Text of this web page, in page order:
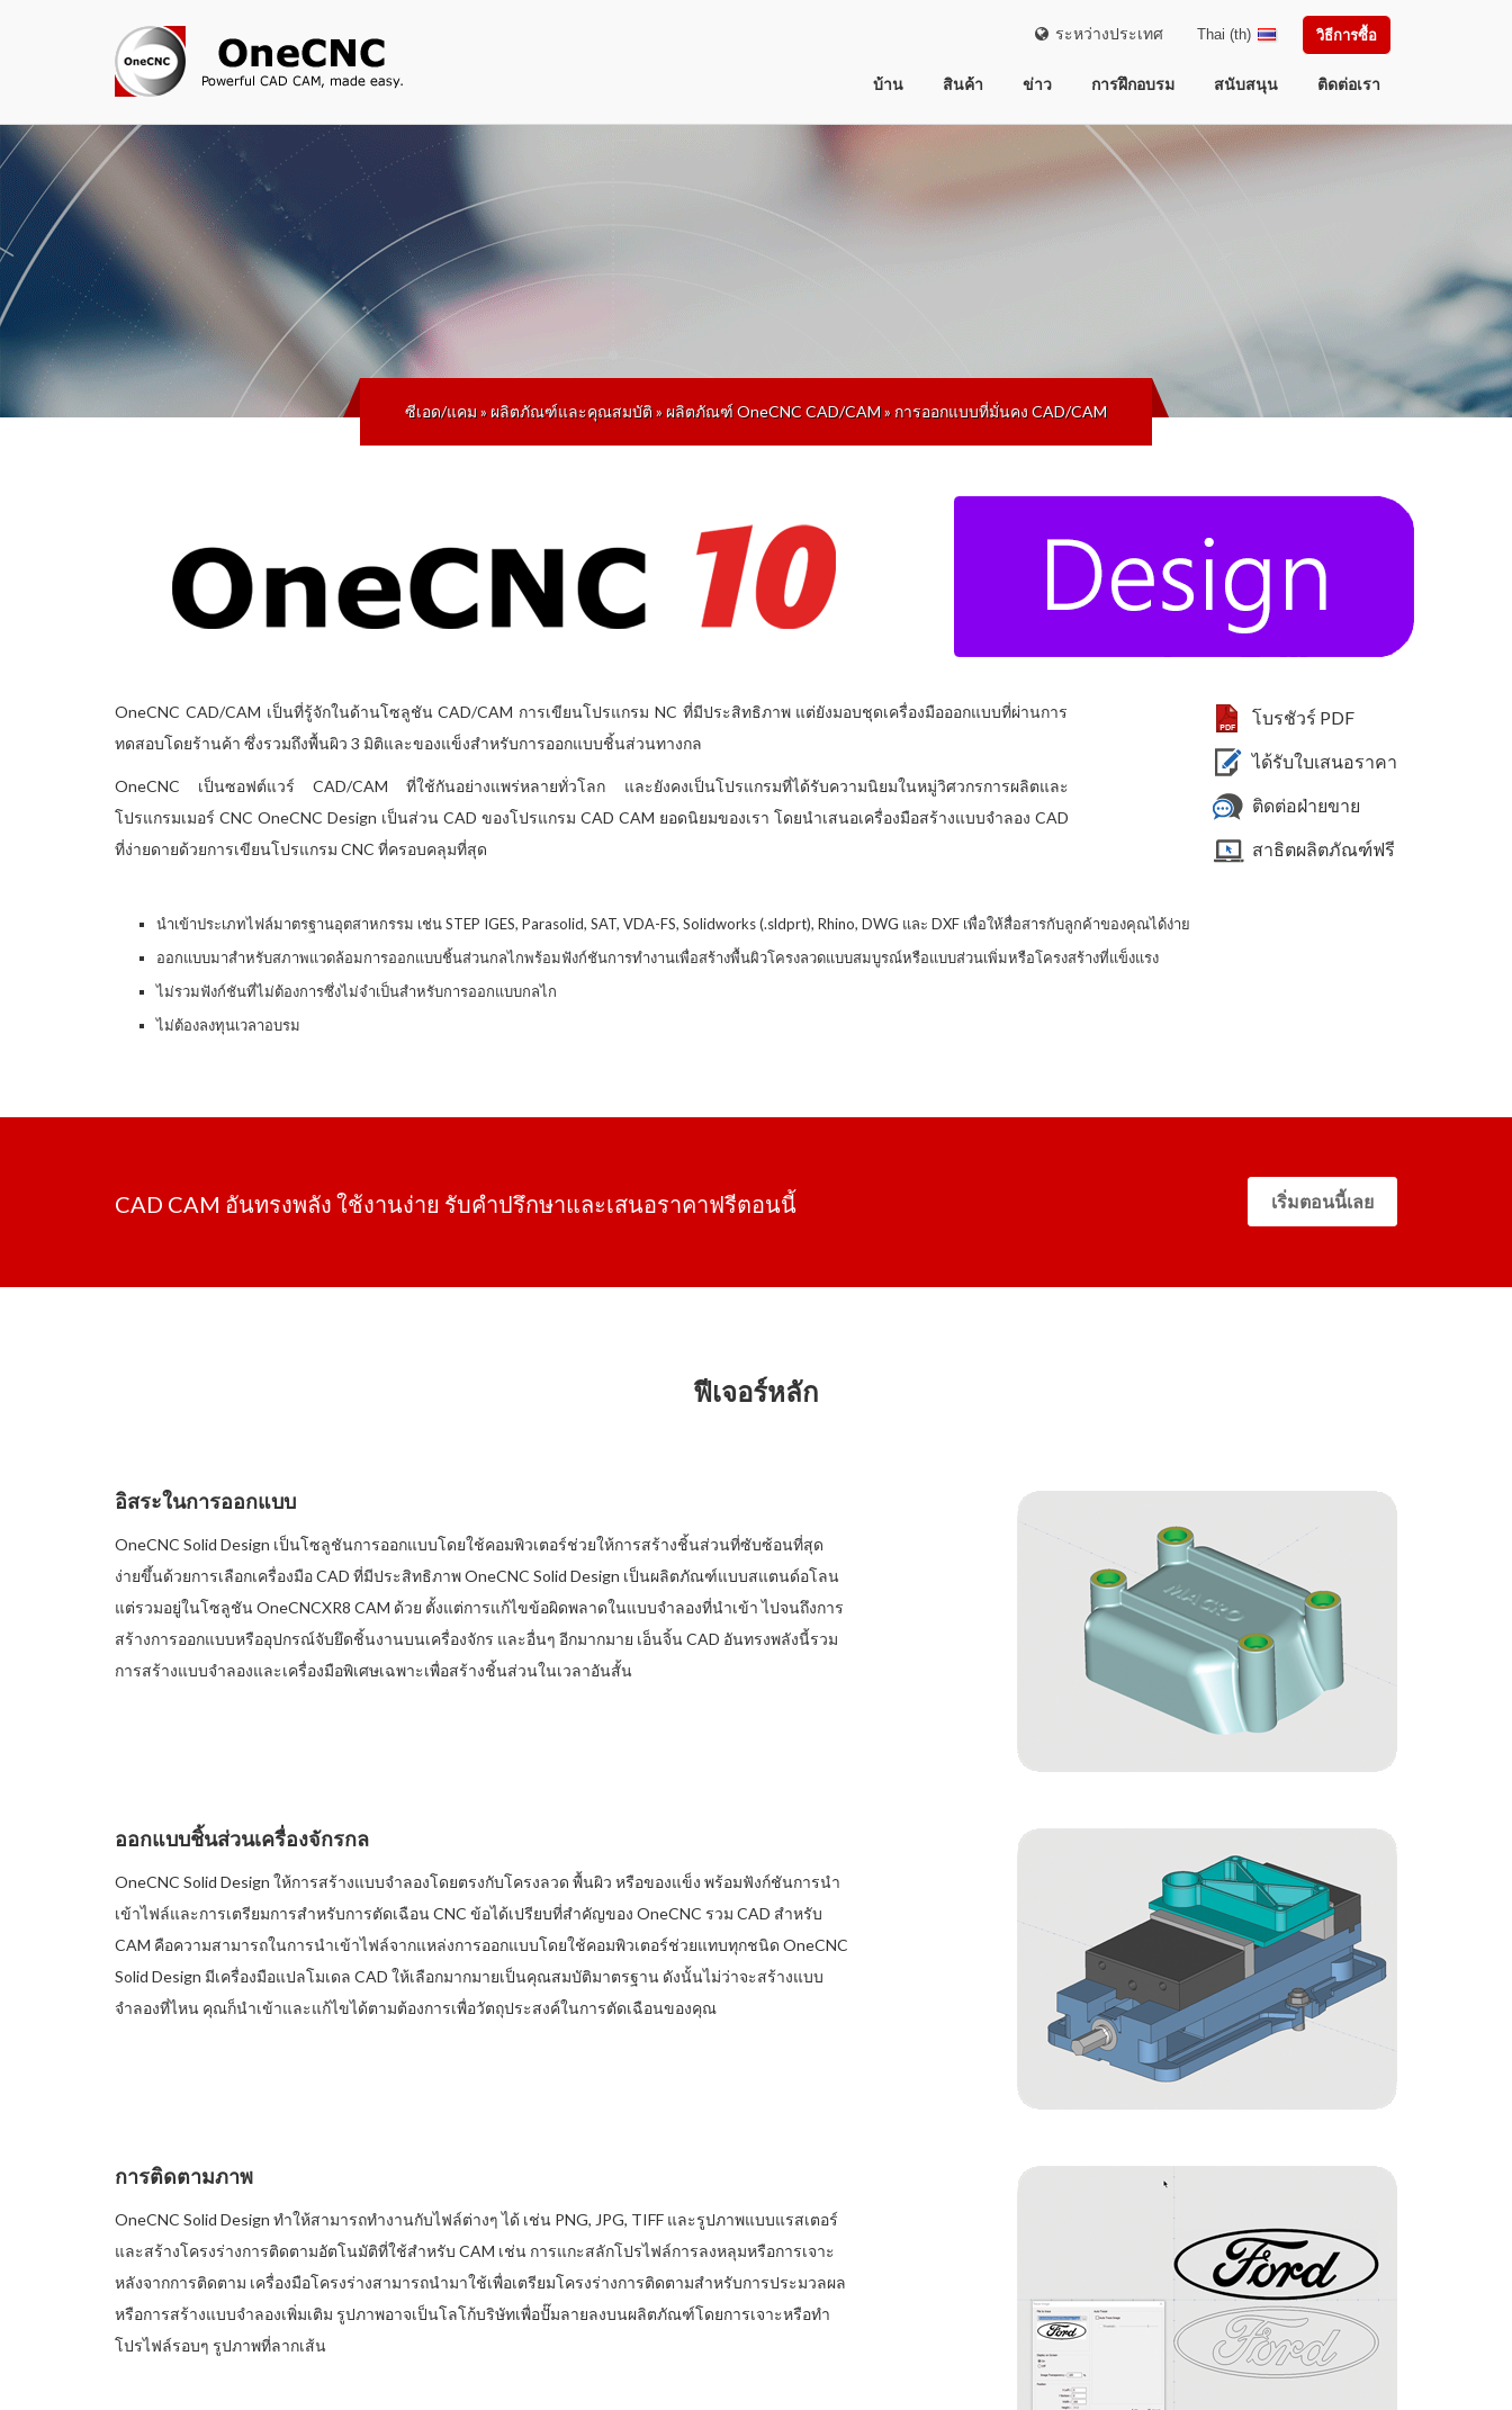
ระหว่างประเทศ วิธีการซื้อ
Thai (th)
บ้าน สินค้า ข่าว การฝึกอบรม สนับสนุน ติดต่อเรา
ซีเอด/แคม» ผลิตภัณฑ์และคุณสมบัติ» ผลิตภัณฑ์ OneCNC CAD/CAM» การออกแบบที่มั่นคง CAD/CAM
OneCNC CAD/CAM เป็นที่รู้จักในด้านโซลูชัน CAD/CAM การเขียนโปรแกรม NC ที่มีประสิทธิภาพ แต่ยังมอบชุดเครื่องมือออกแบบที่ผ่านการ
ทดสอบโดยร้านค้า ซึ่งรวมถึงพื้นผิว 3 มิติและของแข็งสำหรับการออกแบบชิ้นส่วนทางกล
OneCNC เป็นซอฟต์แวร์ CAD/CAM ที่ใช้กันอย่างแพร่หลายทั่วโลก และยังคงเป็นโปรแกรมที่ได้รับความนิยมในหมู่วิศวกรการผลิตและ
โปรแกรมเมอร์ CNC OneCNC Design เป็นส่วน CAD ของโปรแกรม CAD CAM ยอดนิยมของเรา โดยนำเสนอเครื่องมือสร้างแบบจำลอง CAD
ที่ง่ายดายด้วยการเขียนโปรแกรม CNC ที่ครอบคลุมที่สุด
โบรชัวร์ PDF
ได้รับใบเสนอราคา
ติดต่อฝ่ายขาย
สาธิตผลิตภัณฑ์ฟรี
นำเข้าประเภทไฟล์มาตรฐานอุตสาหกรรม เช่น STEP IGES, Parasolid, SAT, VDA-FS, Solidworks (.sldprt), Rhino, DWG และ DXF เพื่อให้สื่อสารกับลูกค้าของคุณได้ง่าย
ออกแบบมาสำหรับสภาพแวดล้อมการออกแบบชิ้นส่วนกลไกพร้อมฟังก์ชันการทำงานเพื่อสร้างพื้นผิวโครงลวดแบบสมบูรณ์หรือแบบส่วนเพิ่มหรือโครงสร้างที่แข็งแรง
ไม่รวมฟังก์ชันที่ไม่ต้องการซึ่งไม่จำเป็นสำหรับการออกแบบกลไก
ไม่ต้องลงทุนเวลาอบรม
CAD CAM อันทรงพลัง ใช้งานง่าย รับคำปรึกษาและเสนอราคาฟรีตอนนี้ เริ่มตอนนี้เลย
ฟีเจอร์หลัก
อิสระในการออกแบบ
OneCNC Solid Design เป็นโซลูชันการออกแบบโดยใช้คอมพิวเตอร์ช่วยให้การสร้างชิ้นส่วนที่ซับซ้อนที่สุด
ง่ายขึ้นด้วยการเลือกเครื่องมือ CAD ที่มีประสิทธิภาพ OneCNC Solid Design เป็นผลิตภัณฑ์แบบสแตนด์อโลน
แต่รวมอยู่ในโซลูชัน OneCNCXR8 CAM ด้วย ตั้งแต่การแก้ไขข้อผิดพลาดในแบบจำลองที่นำเข้า ไปจนถึงการ
สร้างการออกแบบหรืออุปกรณ์จับยึดชิ้นงานบนเครื่องจักร และอื่นๆ อีกมากมาย เอ็นจิ้น CAD อันทรงพลังนี้รวม
การสร้างแบบจำลองและเครื่องมือพิเศษเฉพาะเพื่อสร้างชิ้นส่วนในเวลาอันสั้น
ออกแบบชิ้นส่วนเครื่องจักรกล
OneCNC Solid Design ให้การสร้างแบบจำลองโดยตรงกับโครงลวด พื้นผิว หรือของแข็ง พร้อมฟังก์ชันการนำ
เข้าไฟล์และการเตรียมการสำหรับการตัดเฉือน CNC ข้อได้เปรียบที่สำคัญของ OneCNC รวม CAD สำหรับ
CAM คือความสามารถในการนำเข้าไฟล์จากแหล่งการออกแบบโดยใช้คอมพิวเตอร์ช่วยแทบทุกชนิด OneCNC
Solid Design มีเครื่องมือแปลโมเดล CAD ให้เลือกมากมายเป็นคุณสมบัติมาตรฐาน ดังนั้นไม่ว่าจะสร้างแบบ
จำลองที่ไหน คุณก็นำเข้าและแก้ไขได้ตามต้องการเพื่อวัตถุประสงค์ในการตัดเฉือนของคุณ
การติดตามภาพ
OneCNC Solid Design ทำให้สามารถทำงานกับไฟล์ต่างๆ ได้ เช่น PNG, JPG, TIFF และรูปภาพแบบแรสเตอร์
และสร้างโครงร่างการติดตามอัตโนมัติที่ใช้สำหรับ CAM เช่น การแกะสลักโปรไฟล์การลงหลุมหรือการเจาะ
หลังจากการติดตาม เครื่องมือโครงร่างสามารถนำมาใช้เพื่อเตรียมโครงร่างการติดตามสำหรับการประมวลผล
หรือการสร้างแบบจำลองเพิ่มเติม รูปภาพอาจเป็นโลโก้บริษัทเพื่อปั๊มลายลงบนผลิตภัณฑ์โดยการเจาะหรือทำ
โปรไฟล์รอบๆ รูปภาพที่ลากเส้น